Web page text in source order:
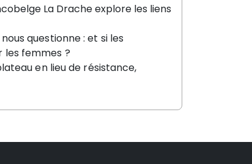
La Drache explore les liens
questionne : et si les
les femmes ?
en lieu de résistance,